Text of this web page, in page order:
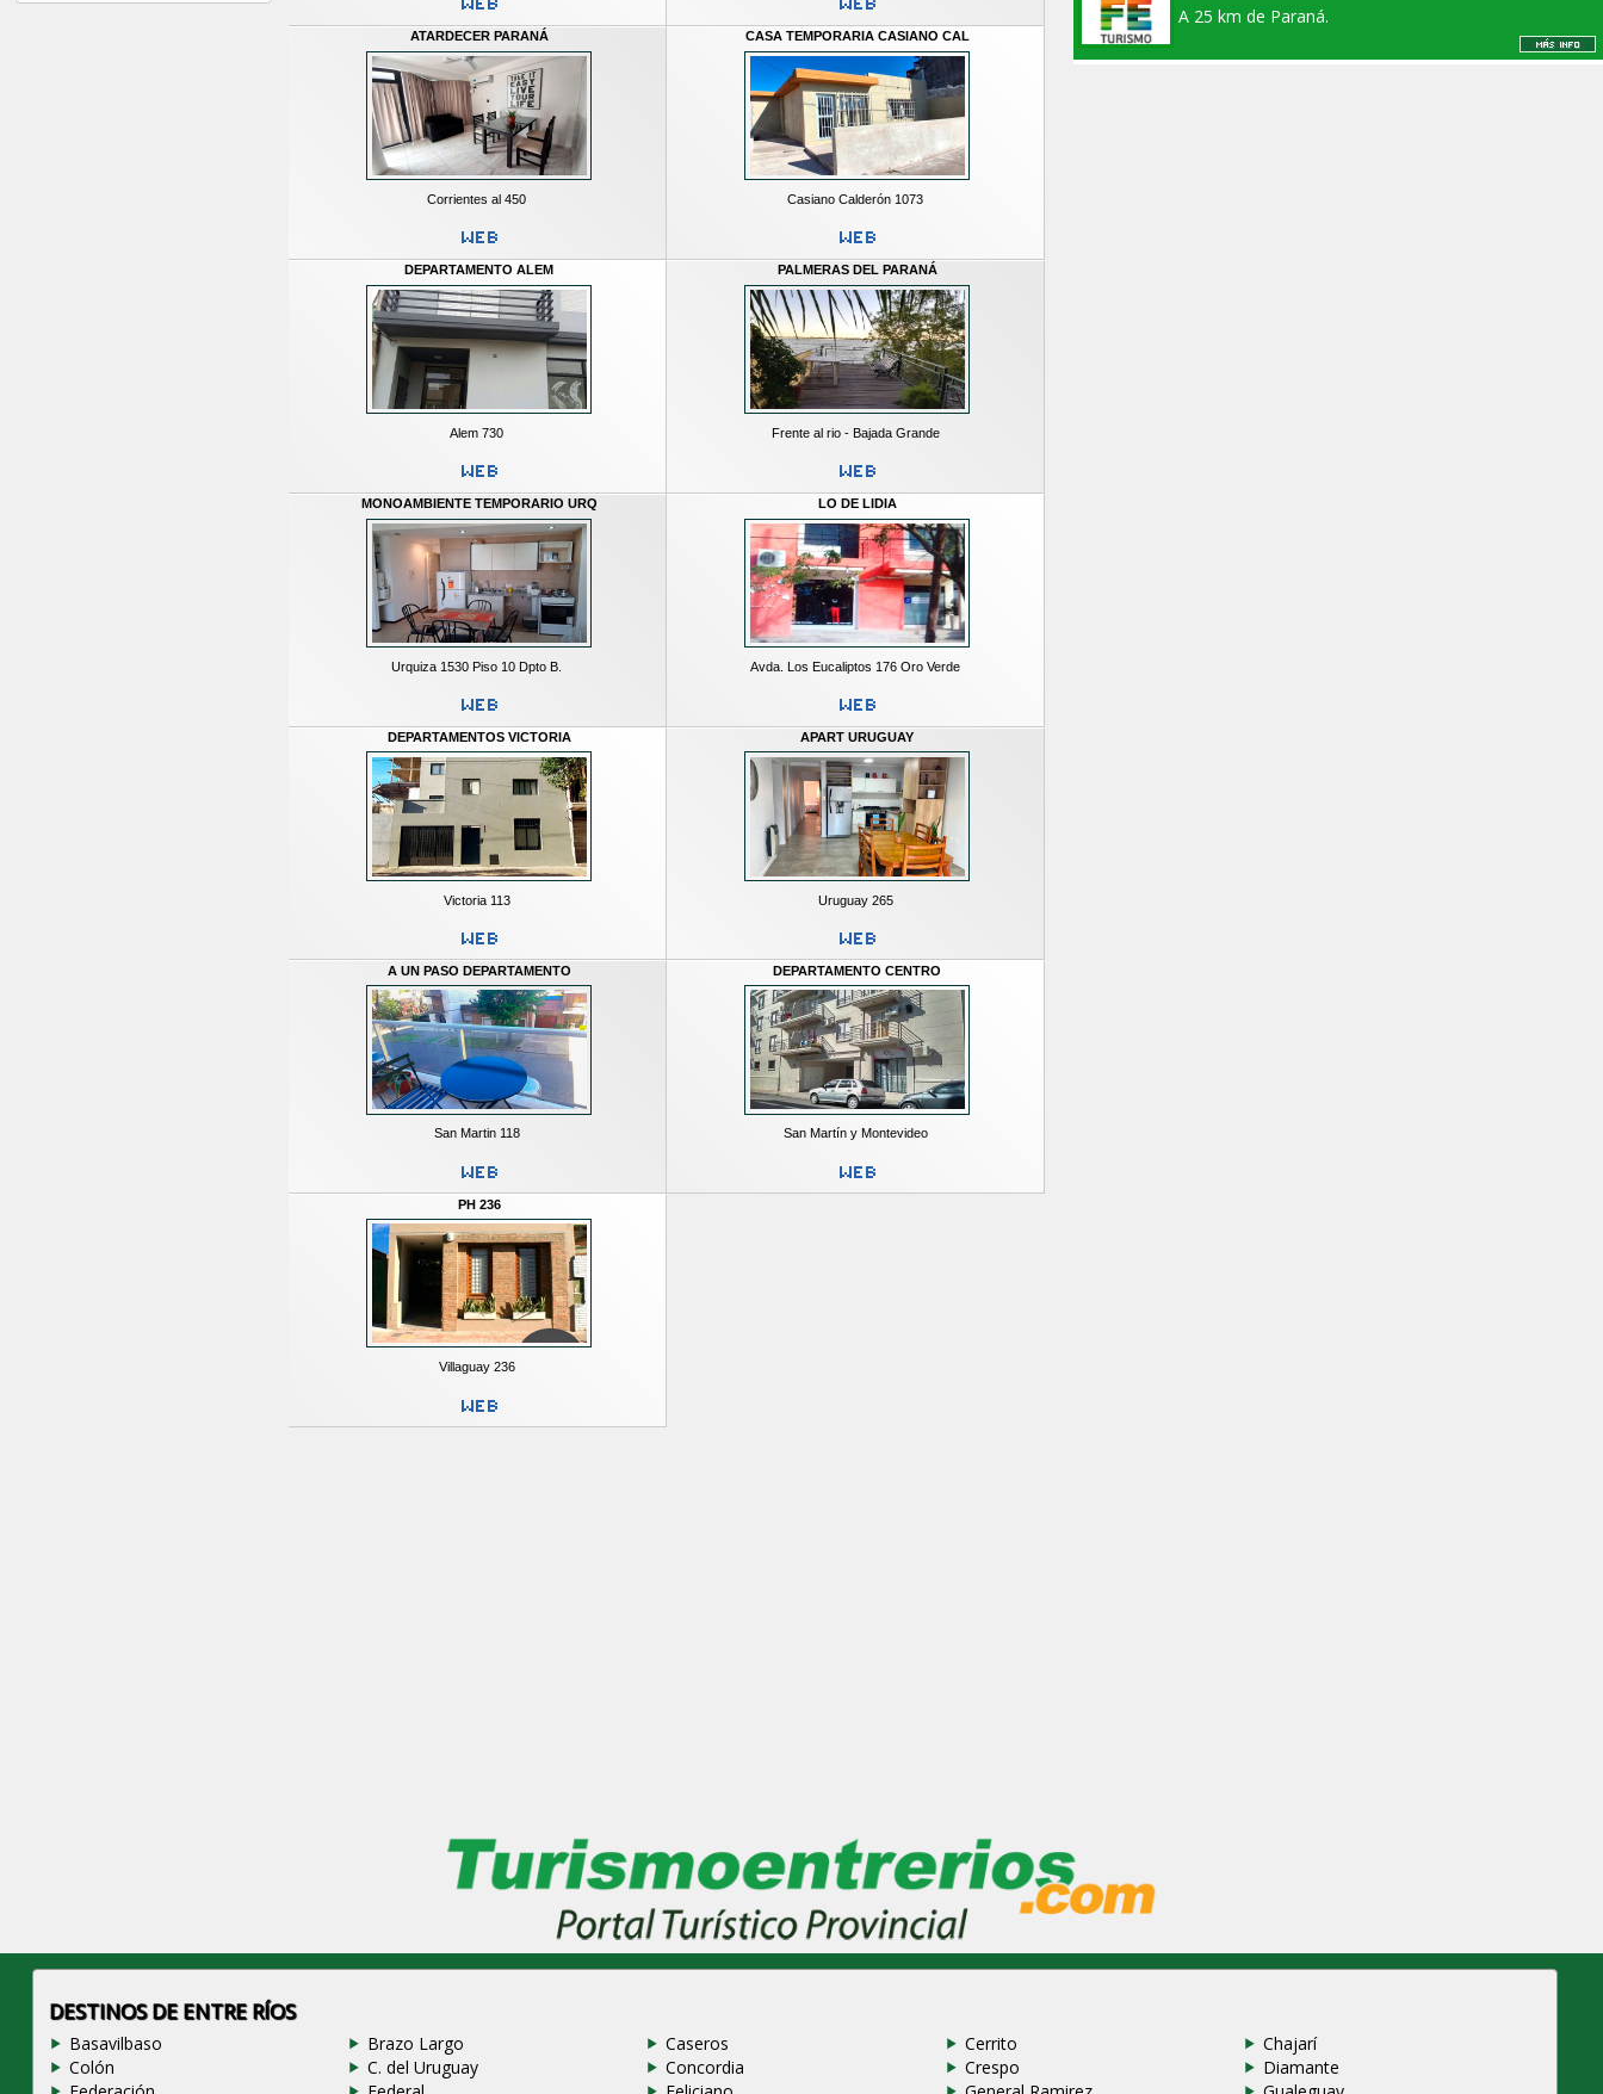
ATARDECER PARANÁ
Corrientes al 450
CASA TEMPORARIA CASIANO CAL
Casiano Calderón 1073
DEPARTAMENTO ALEM
Alem 730
PALMERAS DEL PARANÁ
Frente al rio - Bajada Grande
MONOAMBIENTE TEMPORARIO URQ
Urquiza 1530 Piso 10 Dpto B.
LO DE LIDIA
Avda. Los Eucaliptos 176 Oro Verde
DEPARTAMENTOS VICTORIA
Victoria 113
APART URUGUAY
Uruguay 265
A UN PASO DEPARTAMENTO
San Martin 118
DEPARTAMENTO CENTRO
San Martín y Montevideo
PH 236
Villaguay 236
A 25 km de Paraná.
DESTINOS DE ENTRE RÍOS
Basavilbaso Brazo Largo Caseros Cerrito
Chajarí
Colón
C. del Uruguay Concordia Crespo
Diamante